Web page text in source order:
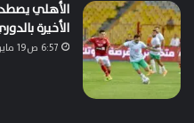
الأهلي
الأخيرة
6:57 ص19 مايو، 2026